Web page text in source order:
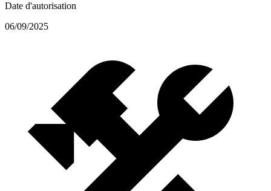
Date d'autorisation
06/09/2025